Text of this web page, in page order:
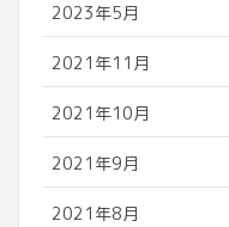
2023年5月
2021年11月
2021年10月
2021年9月
2021年8月